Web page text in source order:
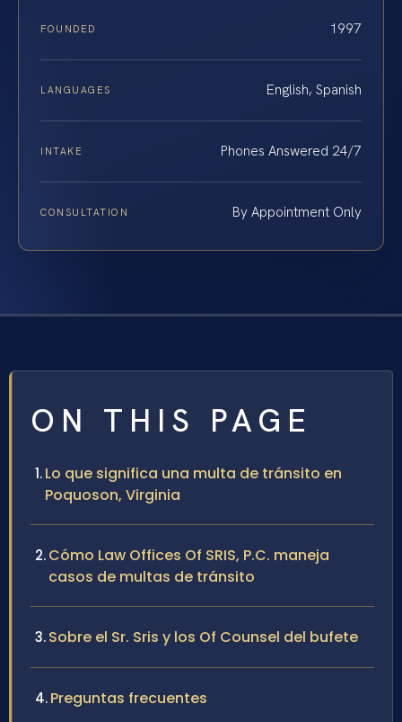
FOUNDED 1997
LANGUAGES English, Spanish
INTAKE Phones Answered 24/7
CONSULTATION By Appointment Only
ON THIS PAGE
Lo que significa una multa de tránsito en
Poquoson, Virginia
Cómo Law Offices Of SRIS, P.C. maneja
casos de multas de tránsito
Sobre el Sr. Sris y los Of Counsel del bufete
Preguntas frecuentes